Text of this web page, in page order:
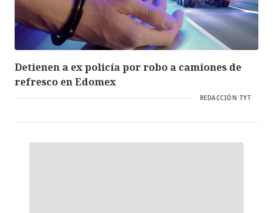
Detienen a ex policía por robo a camiones de
refresco en Edomex
REDACCIÓN TYT